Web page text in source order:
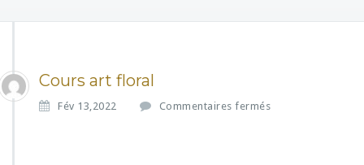
Cours art floral
Fév 13,2022 Commentaires fermés